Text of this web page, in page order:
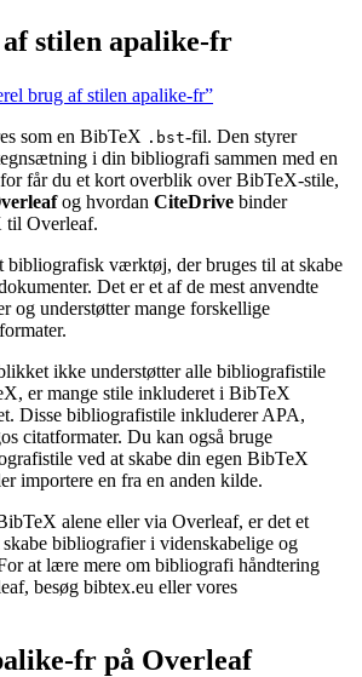
stilen apalike-fr
brug af stilen apalike-fr”
som en BibTeX .bst-fil. Den styrer
i din bibliografi sammen med en
får du et kort overblik over BibTeX-stile,
og hvordan CiteDrive binder
Overleaf.
værktøj, der bruges til at skabe
Det er et af de mest anvendte
og understøtter mange forskellige
ikke understøtter alle bibliografistile
er mange stile inkluderet i BibTeX
Disse bibliografistile inkluderer APA,
citatformater. Du kan også bruge
ved at skabe din egen BibTeX
importere en fra en anden kilde.
alene eller via Overleaf, er det et
bibliografier i videnskabelige og
at lære mere om bibliografi håndtering
besøg bibtex.eu eller vores
fr på Overleaf